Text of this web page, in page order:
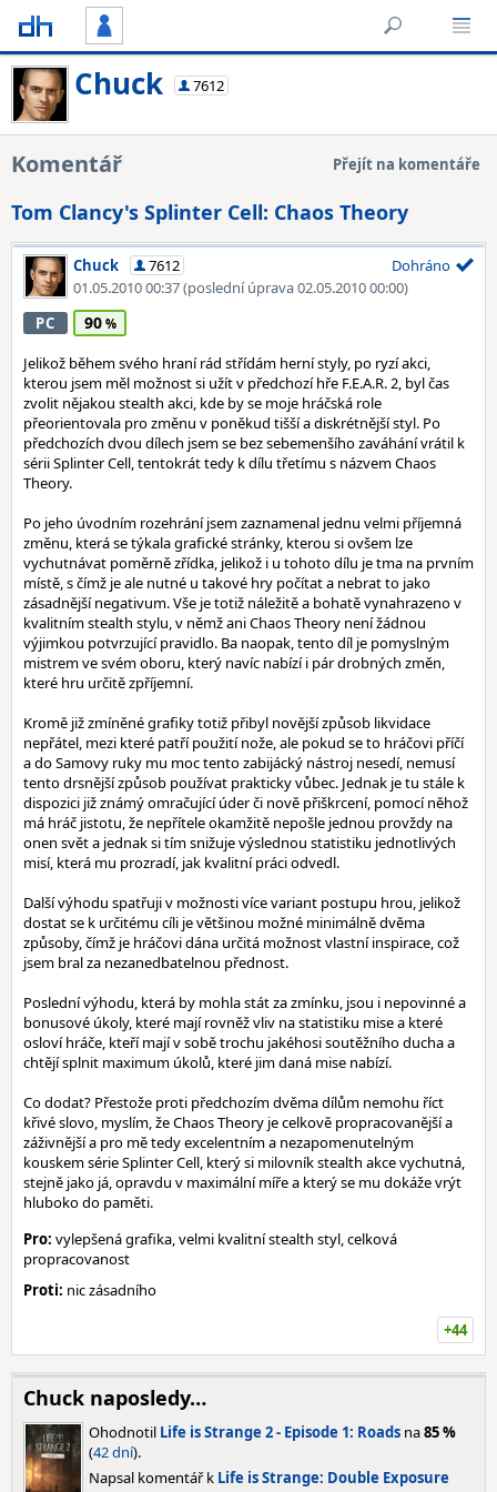
Chuck 7612
Komentář Přejít na komentáře
Tom Clancy's Splinter Cell: Chaos Theory
Chuck
7612
01.05.2010 00:37(poslední úprava 02.05.2010 00:00)
Dohráno
PC 90
Jelikož během svého hraní rád střídám herní styly, po ryzí akci,
kterou jsem měl možnost si užít v předchozí hře F.E.A.R. 2, byl čas
zvolit nějakou stealth akci, kde by se moje hráčská role
přeorientovala pro změnu v poněkud tišší a diskrétnější styl. Po
předchozích dvou dílech jsem se bez sebemenšího zaváhání vrátil k
sérii Splinter Cell, tentokrát tedy k dílu třetímu s názvem Chaos
Theory.
Po jeho úvodním rozehrání jsem zaznamenal jednu velmi příjemná
změnu, která se týkala grafické stránky, kterou si ovšem lze
vychutnávat poměrně zřídka, jelikož i u tohoto dílu je tma na prvním
místě, s čímž je ale nutné u takové hry počítat a nebrat to jako
zásadnější negativum. Vše je totiž náležitě a bohatě vynahrazeno v
kvalitním stealth stylu, v němž ani Chaos Theory není žádnou
výjimkou potvrzující pravidlo. Ba naopak, tento díl je pomyslným
mistrem ve svém oboru, který navíc nabízí i pár drobných změn,
které hru určitě zpříjemní.
Kromě již zmíněné grafiky totiž přibyl novější způsob likvidace
nepřátel, mezi které patří použití nože, ale pokud se to hráčovi příčí
a do Samovy ruky mu moc tento zabijácký nástroj nesedí, nemusí
tento drsnější způsob používat prakticky vůbec. Jednak je tu stále k
dispozici již známý omračující úder či nově přiškrcení, pomocí něhož
má hráč jistotu, že nepřítele okamžitě nepošle jednou provždy na
onen svět a jednak si tím snižuje výslednou statistiku jednotlivých
misí, která mu prozradí, jak kvalitní práci odvedl.
Další výhodu spatřuji v možnosti více variant postupu hrou, jelikož
dostat se k určitému cíli je většinou možné minimálně dvěma
způsoby, čímž je hráčovi dána určitá možnost vlastní inspirace, což
jsem bral za nezanedbatelnou přednost.
Poslední výhodu, která by mohla stát za zmínku, jsou i nepovinné a
bonusové úkoly, které mají rovněž vliv na statistiku mise a které
osloví hráče, kteří mají v sobě trochu jakéhosi soutěžního ducha a
chtějí splnit maximum úkolů, které jim daná mise nabízí.
Co dodat? Přestože proti předchozím dvěma dílům nemohu říct
křivé slovo, myslím, že Chaos Theory je celkově propracovanější a
záživnější a pro mě tedy excelentním a nezapomenutelným
kouskem série Splinter Cell, který si milovník stealth akce vychutná,
stejně jako já, opravdu v maximální míře a který se mu dokáže vrýt
hluboko do paměti.
Pro: vylepšená grafika, velmi kvalitní stealth styl, celková
propracovanost
Proti: nic zásadního
+44
Chuck naposledy…
Ohodnotil Life is Strange 2 - Episode 1: Roads na85 %
(42 dní).
Napsal komentář k Life is Strange: Double Exposure